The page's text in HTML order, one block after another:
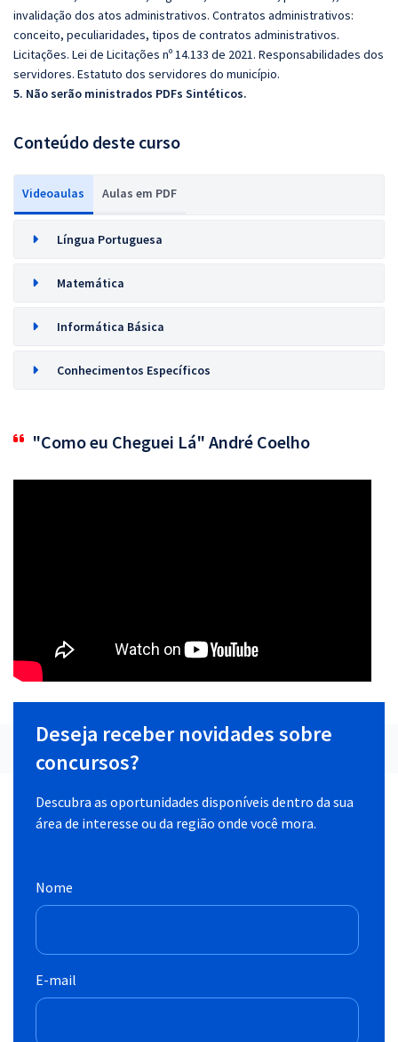
invalidação dos atos administrativos. Contratos administrativos:
conceito, peculiaridades, tipos de contratos administrativos.
Licitações. Lei de Licitações nº 14.133 de 2021. Responsabilidades dos
servidores. Estatuto dos servidores do município.
5. Não serão ministrados PDFs Sintéticos.
Conteúdo deste curso
Videoaulas Aulas em PDF
Língua Portuguesa
Matemática
Informática Básica
Conhecimentos Específicos
"Como eu Cheguei Lá" André Coelho
Deseja receber novidades sobre
concursos?
Descubra as oportunidades disponíveis dentro da sua
área de interesse ou da região onde você mora.
Nome
E-mail